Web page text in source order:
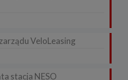
VeloLeasing
stacja NESO